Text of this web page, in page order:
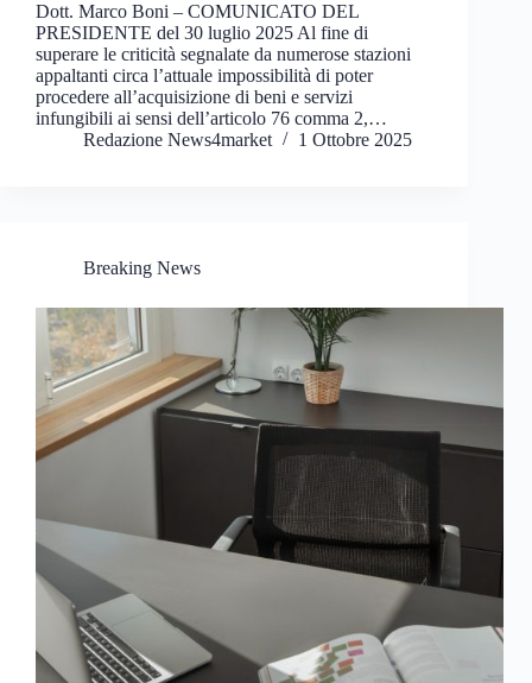
Dott. Marco Boni – COMUNICATO DEL
PRESIDENTE del 30 luglio 2025 Al fine di
superare le criticità segnalate da numerose stazioni
appaltanti circa l’attuale impossibilità di poter
procedere all’acquisizione di beni e servizi
infungibili ai sensi dell’articolo 76 comma 2,…
Redazione News4market
1 Ottobre 2025
Breaking News